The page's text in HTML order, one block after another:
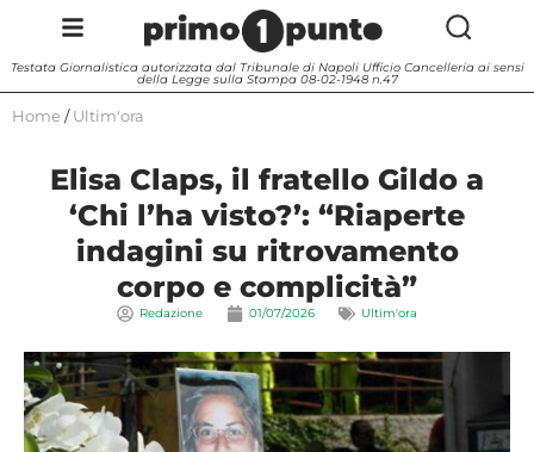
Testata Giornalistica autorizzata dal Tribunale di Napoli Ufficio Cancelleria ai sensi
della Legge sulla Stampa 08-02-1948 n.47
Home / Ultim'ora
Elisa Claps, il fratello Gildo a
‘Chi l’ha visto?’: “Riaperte
indagini su ritrovamento
corpo e complicità”
Redazione 01/07/2026 Ultim'ora